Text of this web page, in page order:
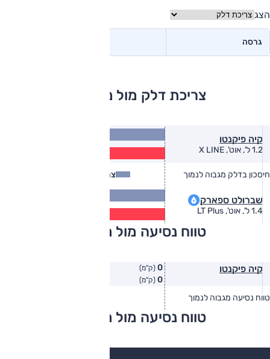
הצג
גרסה
צריכת דלק מול מתחרים
קיה פיקנטו
1.2 ל', אוט', X LINE
חיסכון בדלק מגבוה לנמוך צריכת דלק
שברולט ספארק
1.4 ל', אוט', LT Plus
טווח נסיעה מול מתחרים
קיה פיקנטו 0 (ק"מ)
0 (ק"מ)
טווח נסיעה מגבוה לנמוך
טווח נסיעה מול מתחרים